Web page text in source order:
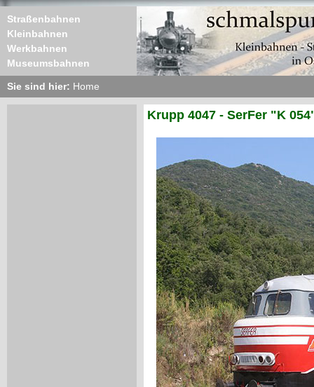
Straßenbahnen
Kleinbahnen
Werkbahnen
Museumsbahnen
Sie sind hier: Home
Krupp 4047 - SerFer "K